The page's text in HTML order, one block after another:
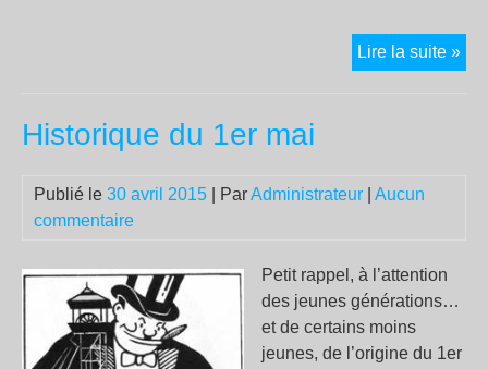
Lire la suite »
Historique du 1er mai
Publié le 30 avril 2015 | ParAdministrateur
Aucun
commentaire
Petit rappel, à l’attention
des jeunes générations…
et de certains moins
jeunes, de l’origine du 1er